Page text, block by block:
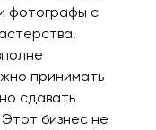
фотографы с
принимать
сдавать
бизнес не